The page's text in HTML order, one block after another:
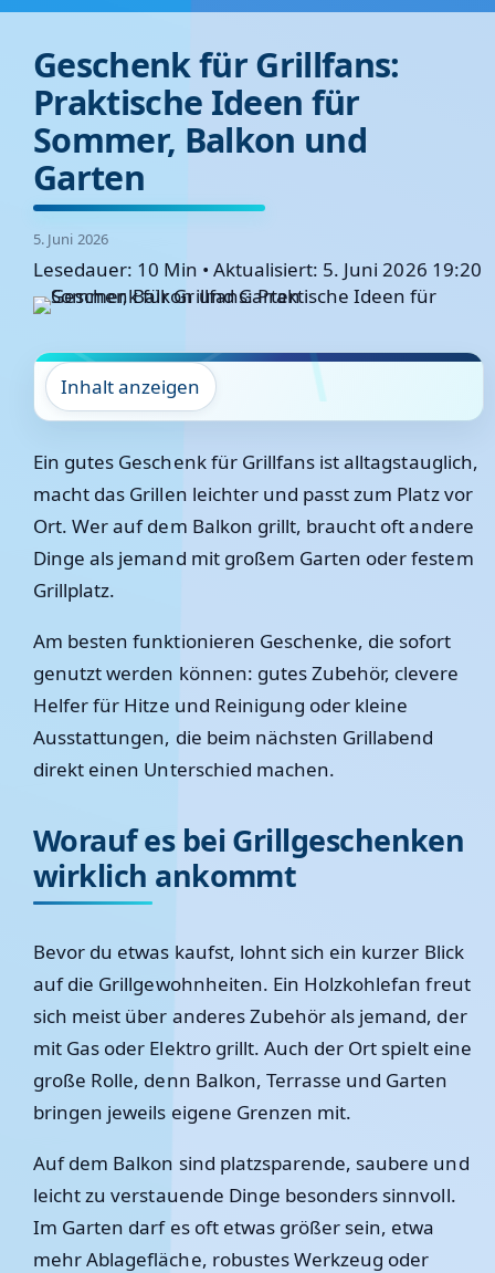
Geschenk für Grillfans:
Praktische Ideen für
Sommer, Balkon und
Garten
5. Juni 2026
Lesedauer: 10 Min • Aktualisiert: 5. Juni 2026 19:20
Inhalt anzeigen
Ein gutes Geschenk für Grillfans ist alltagstauglich,
macht das Grillen leichter und passt zum Platz vor
Ort. Wer auf dem Balkon grillt, braucht oft andere
Dinge als jemand mit großem Garten oder festem
Grillplatz.
Am besten funktionieren Geschenke, die sofort
genutzt werden können: gutes Zubehör, clevere
Helfer für Hitze und Reinigung oder kleine
Ausstattungen, die beim nächsten Grillabend
direkt einen Unterschied machen.
Worauf es bei Grillgeschenken
wirklich ankommt
Bevor du etwas kaufst, lohnt sich ein kurzer Blick
auf die Grillgewohnheiten. Ein Holzkohlefan freut
sich meist über anderes Zubehör als jemand, der
mit Gas oder Elektro grillt. Auch der Ort spielt eine
große Rolle, denn Balkon, Terrasse und Garten
bringen jeweils eigene Grenzen mit.
Auf dem Balkon sind platzsparende, saubere und
leicht zu verstauende Dinge besonders sinnvoll.
Im Garten darf es oft etwas größer sein, etwa
mehr Ablagefläche, robustes Werkzeug oder